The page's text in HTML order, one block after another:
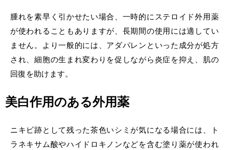
腫れを素早く引かせたい場合、一時的にステロイド外用薬
が使われることもありますが、長期間の使用には適してい
ません。より一般的には、アダパレンといった成分が処方
され、細胞の生まれ変わりを促しながら炎症を抑え、肌の
回復を助けます。
美白作用のある外用薬
ニキビ跡として残った茶色いシミが気になる場合には、ト
ラネキサム酸やハイドロキノンなどを含む塗り薬が使われ